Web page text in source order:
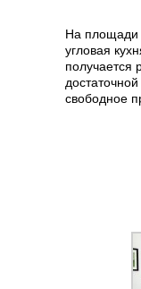
На площади
угловая
получается
свободное